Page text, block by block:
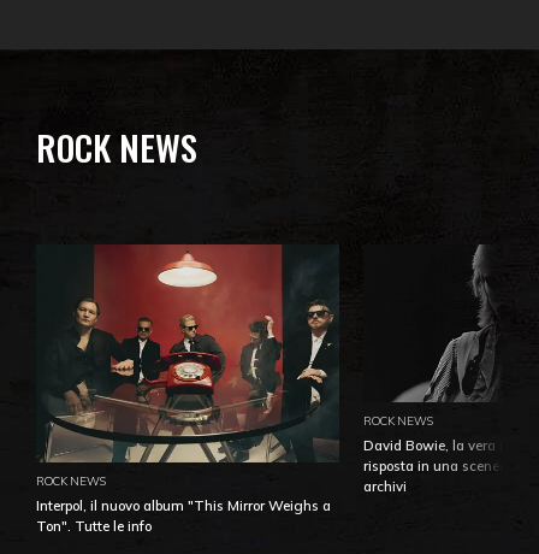
ROCK NEWS
ROCK NEWS
Interpol, il nuovo album "This Mirror Weighs a
Ton". Tutte le info
ROCK NEWS
David Bowie, la vera
risposta in una
archivi